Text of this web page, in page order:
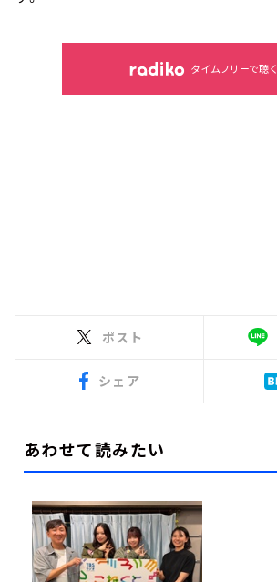
タイムフリーで聴く
ポスト
シェア
あわせて読みたい